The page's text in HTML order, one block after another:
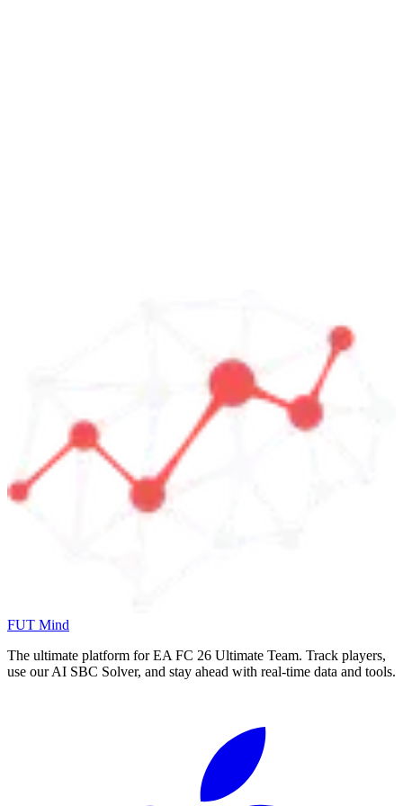
FUT Mind
The ultimate platform for EA FC 26 Ultimate Team. Track players,
use our AI SBC Solver, and stay ahead with real-time data and tools.